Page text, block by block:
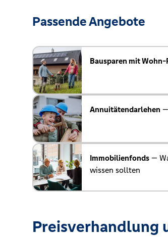
Passende Angebote
Bausparen mit Wohn-
Annuitätendarlehen
Immobilienfonds —
wissen sollten
Preisverhandlung